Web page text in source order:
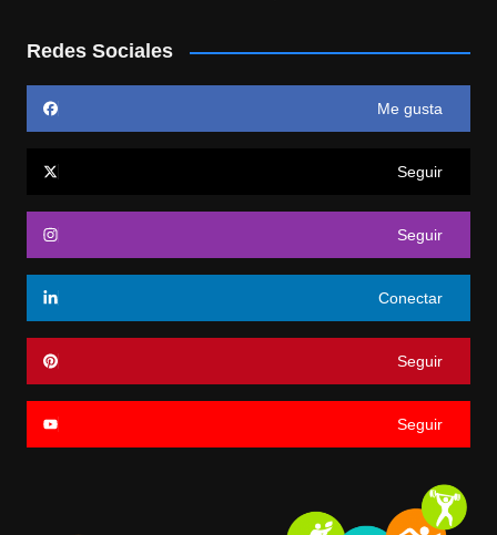
Redes Sociales
Me gusta
Seguir
Seguir
Conectar
Seguir
Seguir